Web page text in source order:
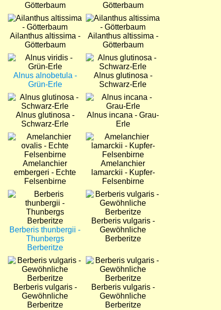
Götterbaum
Götterbaum
Bild
Ailanthus altissima -
Götterbaum
Bild
Ailanthus altissima -
Götterbaum
Bild
Alnus alnobetula -
Grün-Erle
Bild
Alnus glutinosa -
Schwarz-Erle
Bild
Alnus glutinosa -
Schwarz-Erle
Bild
Alnus incana - Grau-
Erle
Bild
Amelanchier
embergeri - Echte
Felsenbirne
Bild
Amelanchier
lamarckii - Kupfer-
Felsenbirne
Bild
Berberis thunbergii -
Thunbergs
Berberitze
Bild
Berberis vulgaris -
Gewöhnliche
Berberitze
Bild
Berberis vulgaris -
Gewöhnliche
Berberitze
Bild
Berberis vulgaris -
Gewöhnliche
Berberitze